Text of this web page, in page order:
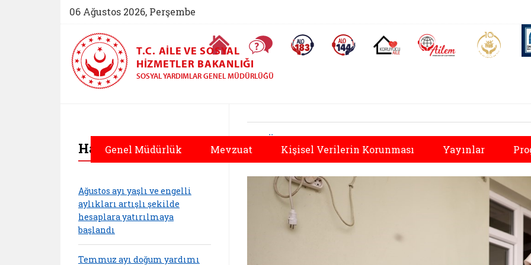
06 Ağustos 2026, Perşembe
Ana Sayfa Sıkça Sorulan SorularAlo 183 (yeni sekmede açılır)Alo 144 (yeni sekmede açılır)Koruyucu Aile (yeni sekmede açılır)
AİLEM İletişim Aile ve
T.C. AILE VE SOSYAL
HIZMETLER BAKANLIĞI
SOSYAL YARDIMLAR GENEL MÜDÜRLÜĞÜ
Genel Müdürlük Mevzuat Kişisel Verilerin Korunması Yayınlar
Önceki
Haberler
Ağustos ayı yaşlı ve engelli
aylıkları artışlı şekilde
hesaplara yatırılmaya
başlandı
Temmuz ayı doğum yardımı